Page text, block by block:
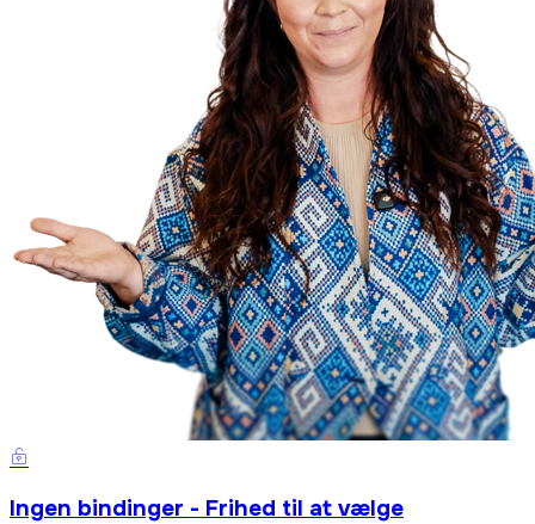
Ingen bindinger - Frihed til at vælge